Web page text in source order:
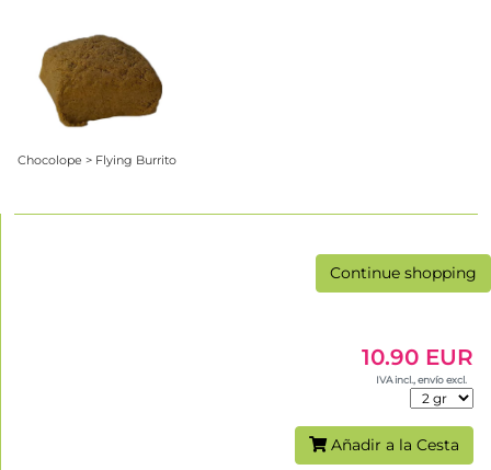
Chocolope > Flying Burrito
Continue shopping
10.90 EUR
IVA incl., envío excl.
Añadir a la Cesta